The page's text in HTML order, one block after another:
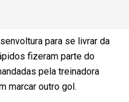
para se livrar da
fizeram parte do
pela treinadora
marcar outro gol.